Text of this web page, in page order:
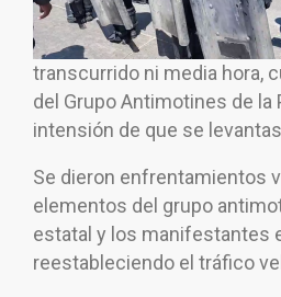
transcurrido ni media hora,
del Grupo Antimotines de la
intensión de que se
Se dieron enfrentamientos
elementos del grupo
estatal y los manifestantes
reestableciendo el tráfico